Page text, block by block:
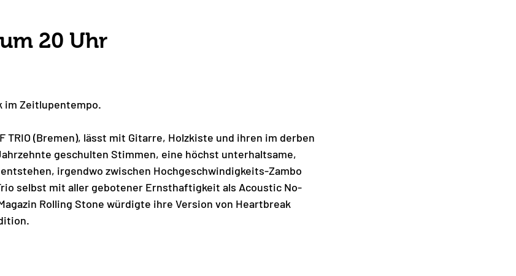
20 Uhr
im Zeitlupentempo.
TRIO (Bremen), lässt mit Gitarre, Holzkiste und ihren im derben
geschulten Stimmen, eine höchst unterhaltsame,
irgendwo zwischen Hochgeschwindigkeits-Zambo
selbst mit aller gebotener Ernsthaftigkeit als Acoustic No-
Rolling Stone würdigte ihre Version von Heartbreak